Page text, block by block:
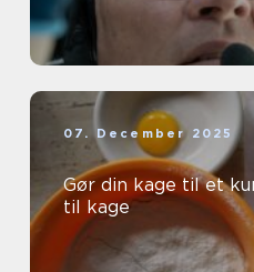
07. December 2025
Gør din kage til et
til kage